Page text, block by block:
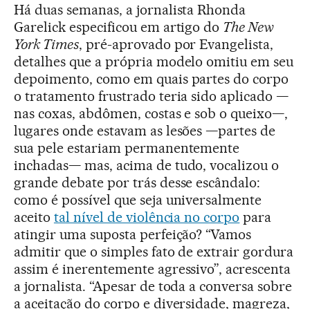
Há duas semanas, a jornalista Rhonda
Garelick especificou em artigo do The New
York Times, pré-aprovado por Evangelista,
detalhes que a própria modelo omitiu em seu
depoimento, como em quais partes do corpo
o tratamento frustrado teria sido aplicado —
nas coxas, abdômen, costas e sob o queixo—,
lugares onde estavam as lesões —partes de
sua pele estariam permanentemente
inchadas— mas, acima de tudo, vocalizou o
grande debate por trás desse escândalo:
como é possível que seja universalmente
aceito tal nível de violência no corpo para
atingir uma suposta perfeição? “Vamos
admitir que o simples fato de extrair gordura
assim é inerentemente agressivo”, acrescenta
a jornalista. “Apesar de toda a conversa sobre
a aceitação do corpo e diversidade, magreza,